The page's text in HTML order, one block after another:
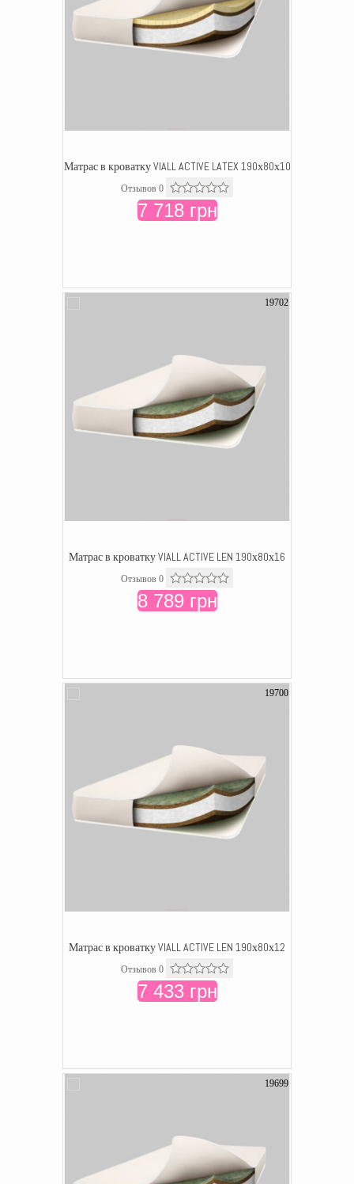
Матрас в кроватку VIALL ACTIVE LATEX 190х80х10
Отзывов 0
7 718 грн
19702
Матрас в кроватку VIALL ACTIVE LEN 190х80х16
Отзывов 0
8 789 грн
19700
Матрас в кроватку VIALL ACTIVE LEN 190х80х12
Отзывов 0
7 433 грн
19699